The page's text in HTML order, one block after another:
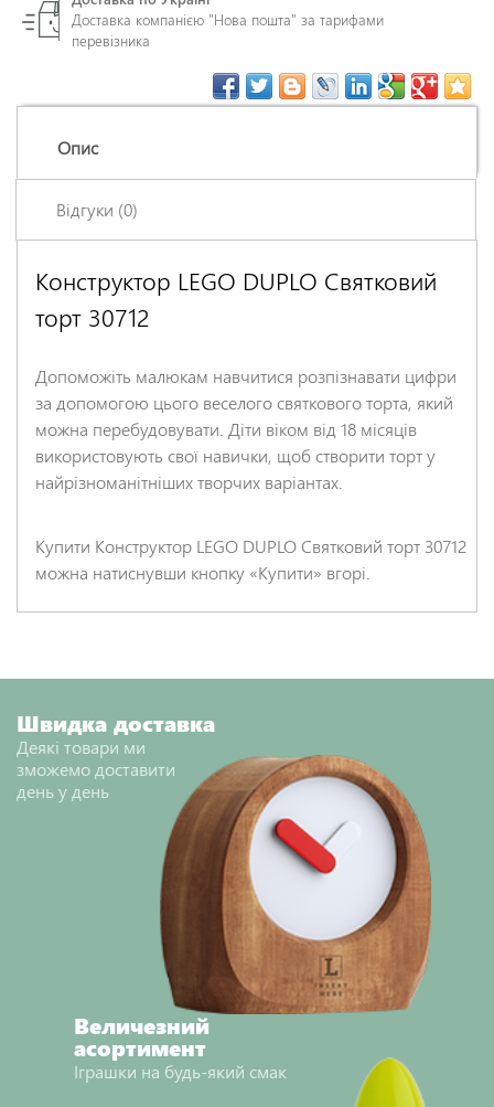
Доставка компанією "Нова пошта" за тарифами
перевізника
Опис
Відгуки (0)
Конструктор LEGO DUPLO Святковий
торт 30712
Допоможіть малюкам навчитися розпізнавати цифри
за допомогою цього веселого святкового торта, який
можна перебудовувати. Діти віком від 18 місяців
використовують свої навички, щоб створити торт у
найрізноманітніших творчих варіантах.
Купити Конструктор LEGO DUPLO Святковий торт 30712
можна натиснувши кнопку «Купити» вгорі.
Залишіть відгук про цей товар першими
*
Ім'я
*
Заголовок відгуку
*
Відгук
Швидка доставка
Деякі товари ми
зможемо доставити
день у день
Величезний
асортимент
Іграшки на будь-який смак